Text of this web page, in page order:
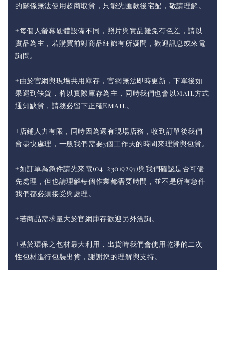
的關係無法使用超商取貨，只能先匯款後宅配，敬請理解。
+每個人螢幕硬體設備不同，照片與實品難免有色差，請以
實品為主，若購買前對商品細節有所疑問，歡迎訊息或來電
詢問。
+由於官網與現場共用庫存，官網無法即時更新，下單後如
果遇到缺貨，將以實際庫存為主，同時我們也會以Mail方式
通知缺貨，請務必留下正確Email。
+店鋪人力有限，同時因為還有現場店務，收到訂單後我們
會盡快處理，一般我們需要3個工作天的時間來理貨與包貨。
+如訂單為急件請先來電(04-23019297)與我們確認是否可優
先處理，但也請理解每個作業都需要時間，並不是所有急件
我們都必須接受與處理。
+若商品需求量大於官網庫存歡迎另外洽詢。
+基於環保之包材最大利用，出貨時我們會使用乾淨的二次
性包材進行包裝出貨，謝謝您的理解與支持。